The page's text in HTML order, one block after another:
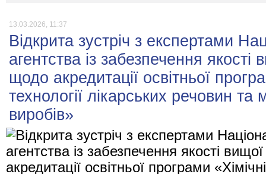
13.03.2026, 11:37
Відкрита зустріч з експертами
агентства із забезпечення якості
щодо акредитації освітньої
технології лікарських речовин та
виробів»